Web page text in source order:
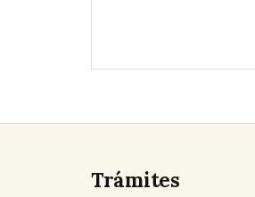
Trámites